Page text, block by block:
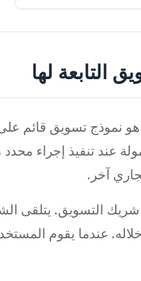
التابعة لها
نموذج تسويق قائم
عند تنفيذ إجراء
آخر.
شريك التسويق. يتلقى
عندما يقوم